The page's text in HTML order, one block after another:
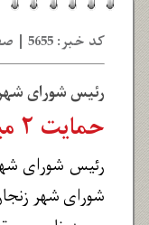
کد خبر: 5655 | صفحه ۷ | ایران زمین | تاریخ: 05 اس‍ 1401
رئیس شورای
حمایت ۲ میلیاردی شهرداری زنجان از تیم فوتسال
شورای شهر